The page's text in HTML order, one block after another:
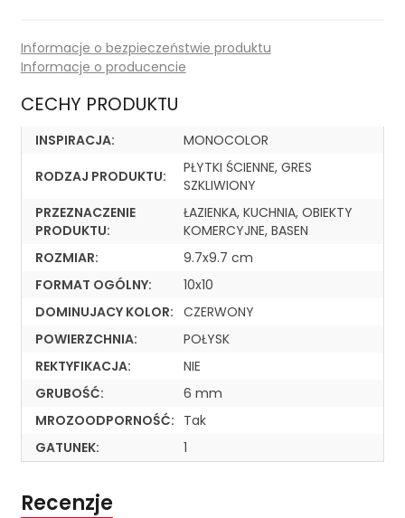
Informacje o bezpieczeństwie produktu
Informacje o producencie
CECHY PRODUKTU
INSPIRACJA:
MONOCOLOR
RODZAJ PRODUKTU:
PŁYTKI ŚCIENNE, GRES
SZKLIWIONY
PRZEZNACZENIE
PRODUKTU:
ŁAZIENKA, KUCHNIA, OBIEKTY
KOMERCYJNE, BASEN
ROZMIAR:
9.7x9.7 cm
FORMAT OGÓLNY:
10x10
DOMINUJACY KOLOR: CZERWONY
POWIERZCHNIA:
POŁYSK
REKTYFIKACJA:
NIE
GRUBOŚĆ:
6 mm
MROZOODPORNOŚĆ: Tak
GATUNEK:
1
Recenzje